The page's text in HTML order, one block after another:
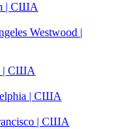
| США
Westwood |
| США
| США
| США